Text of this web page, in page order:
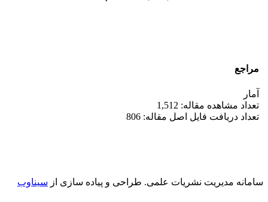
مراجع
آمار
تعداد مشاهده مقاله: 1,512
تعداد دریافت فایل اصل مقاله: 806
سامانه مدیریت نشریات علمی. طراحی و پیاده سازی از سیناوب